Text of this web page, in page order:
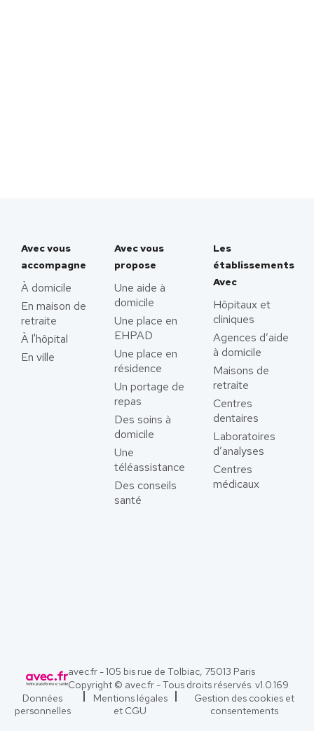
Avec vous
accompagne
À domicile
En maison de
retraite
À l'hôpital
En ville
Avec vous
propose
Une aide à
domicile
Une place en
EHPAD
Une place en
résidence
Un portage de
repas
Des soins à
domicile
Une
téléassistance
Des conseils
santé
Les
établissements
Avec
Hôpitaux et
cliniques
Agences d’aide
à domicile
Maisons de
retraite
Centres
dentaires
Laboratoires
d’analyses
Centres
médicaux
avec.fr - 105 bis rue de Tolbiac, 75013 Paris
Copyright © avec.fr - Tous droits réservés. v1.0.169
Données
personnelles
Mentions légales
et CGU
Gestion des cookies et
consentements